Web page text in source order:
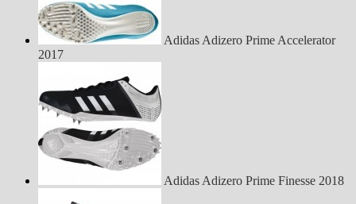
Adidas Adizero Prime Accelerator
2017
Adidas Adizero Prime Finesse 2018